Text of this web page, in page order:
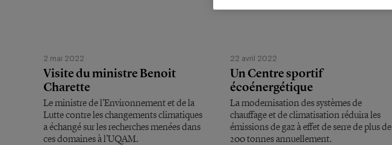
2 mai 2022
Visite du ministre Benoit
Charette
Le ministre de l’Environnement et de la
Lutte contre les changements climatiques
a échangé sur les recherches menées dans
ces domaines à l’UQAM.
22 avril 2022
Un Centre sportif
écoénergétique
La modernisation des systèmes de
chauffage et de climatisation réduira les
émissions de gaz à effet de serre de plus de
200 tonnes annuellement.